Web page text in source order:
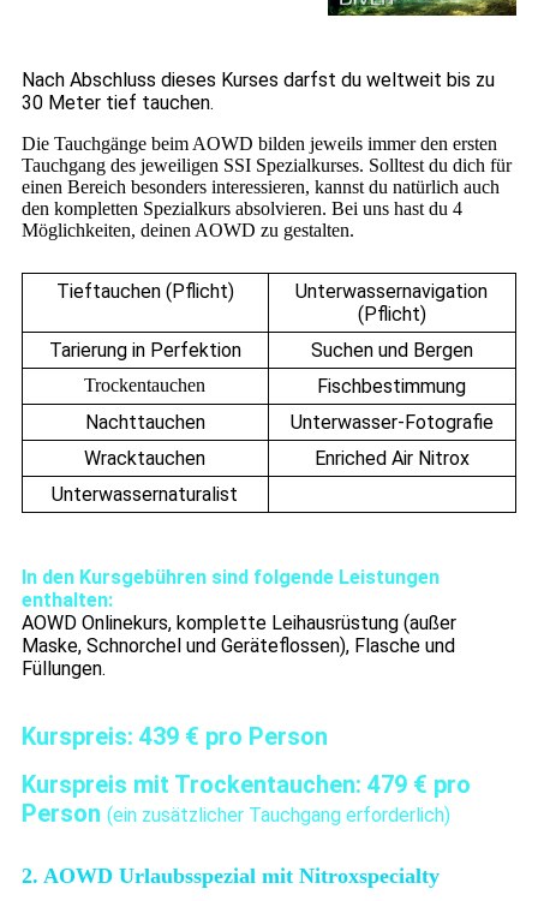
Nach Abschluss dieses Kurses darfst du weltweit bis zu
30 Meter tief tauchen.
Die Tauchgänge beim AOWD bilden jeweils immer den ersten
Tauchgang des jeweiligen SSI Spezialkurses. Solltest du dich für
einen Bereich besonders interessieren, kannst du natürlich auch
den kompletten Spezialkurs absolvieren. Bei uns hast du 4
Möglichkeiten, deinen AOWD zu gestalten.
Tieftauchen (Pflicht)
Unterwassernavigation
(Pflicht)
Tarierung in Perfektion
Suchen und Bergen
Trockentauchen
Fischbestimmung
Nachttauchen
Unterwasser-Fotografie
Wracktauchen
Enriched Air Nitrox
Unterwassernaturalist
In den Kursgebühren sind folgende Leistungen
enthalten:
AOWD Onlinekurs, komplette Leihausrüstung (außer
Maske, Schnorchel und Geräteflossen), Flasche und
Füllungen.
Kurspreis: 439 € pro Person
Kurspreis mit Trockentauchen: 479 € pro
Person (ein zusätzlicher Tauchgang erforderlich)
2. AOWD Urlaubsspezial mit Nitroxspecialty